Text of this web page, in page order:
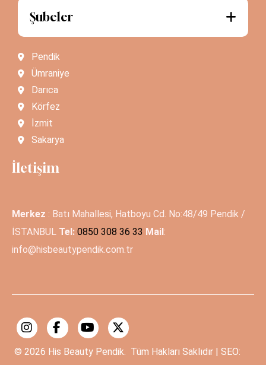
Şubeler
Pendik
Ümraniye
Darıca
Körfez
İzmit
Sakarya
İletişim
Merkez : Batı Mahallesi, Hatboyu Cd. No:48/49 Pendik /
İSTANBUL Tel: 0850 308 36 33 Mail:
info@hisbeautypendik.com.tr
© 2026 His Beauty Pendik. Tüm Hakları Saklıdır | SEO: